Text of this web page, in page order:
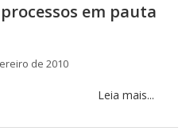
em pauta
de 2010
Leia mais...